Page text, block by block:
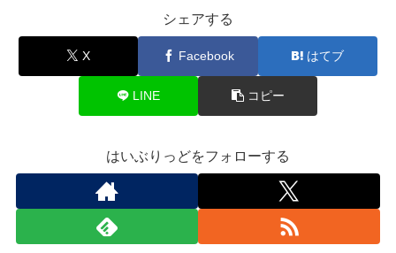
シェアする
X Facebook はてブ
LINE コピー
はいぶりっどをフォローする